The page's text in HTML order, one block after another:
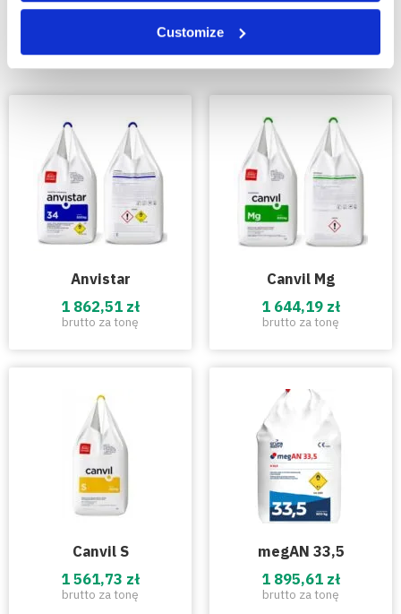
Customize
Ceny nawozów
Anvistar
1 862,51 zł
brutto za tonę
Canvil Mg
1 644,19 zł
brutto za tonę
Canvil S
1 561,73 zł
brutto za tonę
megAN 33,5
1 895,61 zł
brutto za tonę